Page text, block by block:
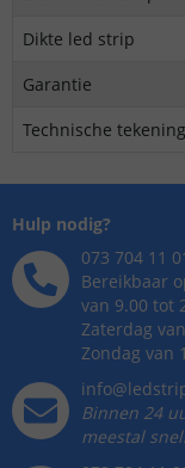
Dikte led strip
Garantie
Technische
Hulp nodig?
073 704 11
Bereikbaar
van 9.00 tot
Zaterdag
Zondag van
Binnen 24
meestal